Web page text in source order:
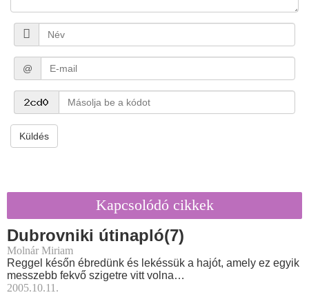
@
Küldés
Kapcsolódó cikkek
Dubrovniki útinapló(7)
Molnár Miriam
Reggel későn ébredünk és lekéssük a hajót, amely ez egyik
messzebb fekvő szigetre vitt volna…
2005.10.11.